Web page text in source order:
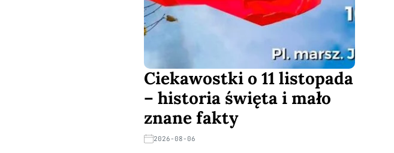
Ciekawostki o 11 listopada
– historia święta i mało
znane fakty
2026-08-06